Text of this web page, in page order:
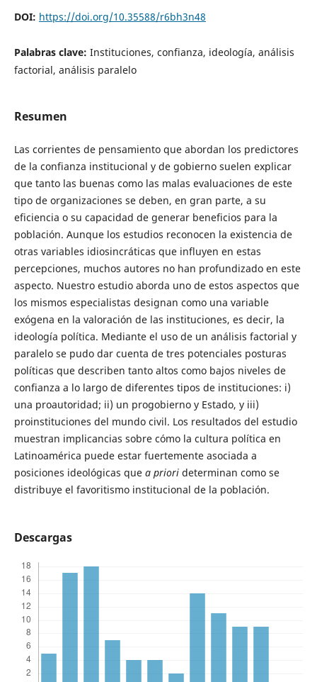
DOI: https://doi.org/10.35588/r6bh3n48
Palabras clave: Instituciones, confianza, ideología, análisis
factorial, análisis paralelo
Resumen
Las corrientes de pensamiento que abordan los predictores
de la confianza institucional y de gobierno suelen explicar
que tanto las buenas como las malas evaluaciones de este
tipo de organizaciones se deben, en gran parte, a su
eficiencia o su capacidad de generar beneficios para la
población. Aunque los estudios reconocen la existencia de
otras variables idiosincráticas que influyen en estas
percepciones, muchos autores no han profundizado en este
aspecto. Nuestro estudio aborda uno de estos aspectos que
los mismos especialistas designan como una variable
exógena en la valoración de las instituciones, es decir, la
ideología política. Mediante el uso de un análisis factorial y
paralelo se pudo dar cuenta de tres potenciales posturas
políticas que describen tanto altos como bajos niveles de
confianza a lo largo de diferentes tipos de instituciones: i)
una proautoridad; ii) un progobierno y Estado, y iii)
proinstituciones del mundo civil. Los resultados del estudio
muestran implicancias sobre cómo la cultura política en
Latinoamérica puede estar fuertemente asociada a
posiciones ideológicas que a priorideterminan como se
distribuye el favoritismo institucional de la población.
Descargas